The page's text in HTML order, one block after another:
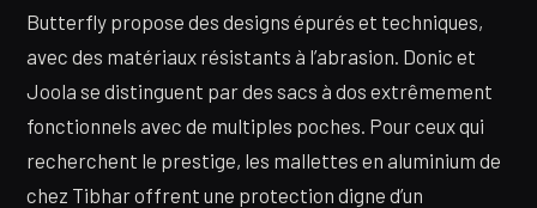
Butterfly propose des designs épurés et techniques,
avec des matériaux résistants à l’abrasion. Donic et
Joola se distinguent par des sacs à dos extrêmement
fonctionnels avec de multiples poches. Pour ceux qui
recherchent le prestige, les mallettes en aluminium de
chez Tibhar offrent une protection digne d’un